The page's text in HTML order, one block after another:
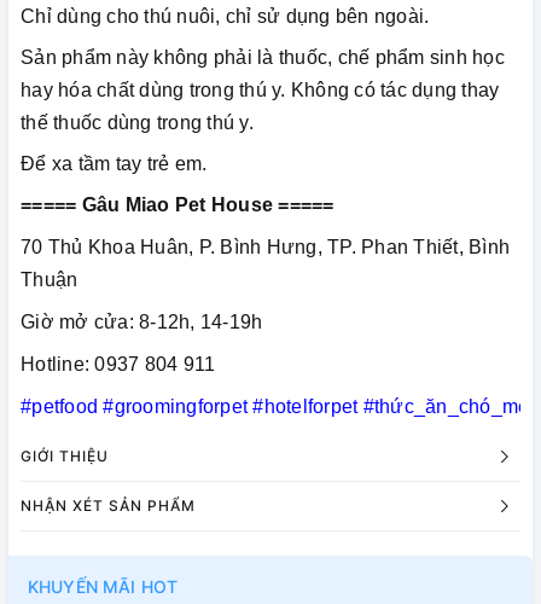
Chỉ dùng cho thú nuôi, chỉ sử dụng bên ngoài.
Sản phẩm này không phải là thuốc, chế phẩm sinh học
hay hóa chất dùng trong thú y. Không có tác dụng thay
thế thuốc dùng trong thú y.
Để xa tầm tay trẻ em.
===== Gâu Miao Pet House =====
70 Thủ Khoa Huân, P. Bình Hưng, TP. Phan Thiết, Bình
Thuận
Giờ mở cửa: 8-12h, 14-19h
Hotline: 0937 804 911
#petfood #groomingforpet #hotelforpet #thức_ăn_chó_mèo
GIỚI THIỆU
NHẬN XÉT SẢN PHẨM
KHUYẾN MÃI HOT